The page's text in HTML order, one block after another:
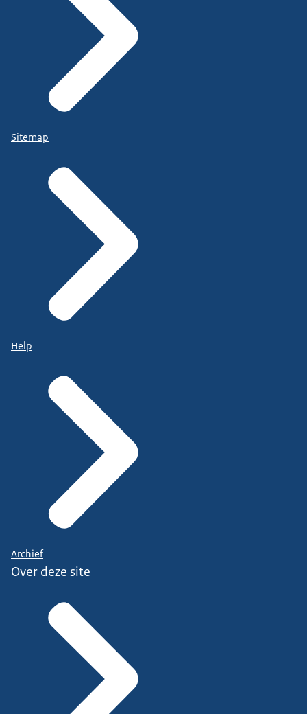
Sitemap
Help
Archief
Over deze site